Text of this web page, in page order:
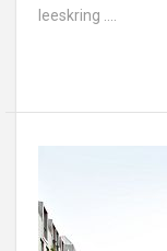
leeskring ....